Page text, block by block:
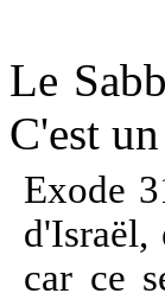
Le
C'est
Exode
d'Israël,
car ce